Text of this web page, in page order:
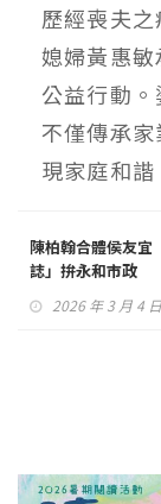
歷經喪夫
媳婦黃惠
公益行動
不僅傳承
現家庭和諧
陳柏翰合體侯友
誌」拚永和市政
2026 年 3 月 4 日